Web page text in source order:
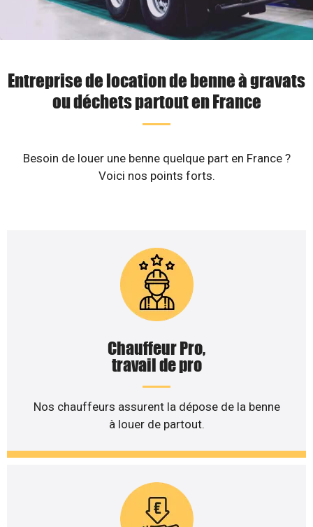
Entreprise de location de benne à gravats
ou déchets partout en France
Besoin de louer une benne quelque part en France ?
Voici nos points forts.
Chauffeur Pro,
travail de pro
Nos chauffeurs assurent la dépose de la benne
à louer de partout.